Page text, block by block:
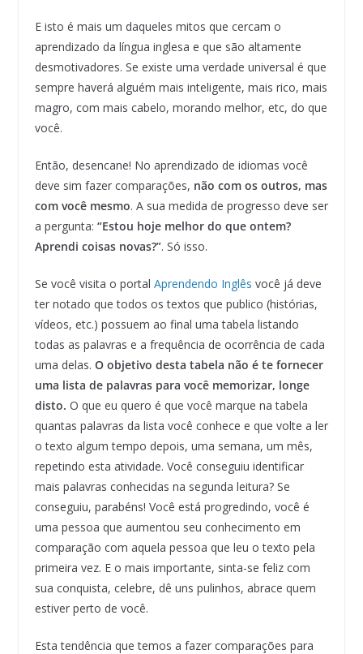
E isto é mais um daqueles mitos que cercam o
aprendizado da língua inglesa e que são altamente
desmotivadores. Se existe uma verdade universal é que
sempre haverá alguém mais inteligente, mais rico, mais
magro, com mais cabelo, morando melhor, etc, do que
você.
Então, desencane! No aprendizado de idiomas você
deve sim fazer comparações, não com os outros, mas
com você mesmo. A sua medida de progresso deve ser
a pergunta: “Estou hoje melhor do que ontem?
Aprendi coisas novas?”. Só isso.
Se você visita o portal Aprendendo Inglês você já deve
ter notado que todos os textos que publico (histórias,
vídeos, etc.) possuem ao final uma tabela listando
todas as palavras e a frequência de ocorrência de cada
uma delas. O objetivo desta tabela não é te fornecer
uma lista de palavras para você memorizar, longe
disto. O que eu quero é que você marque na tabela
quantas palavras da lista você conhece e que volte a ler
o texto algum tempo depois, uma semana, um mês,
repetindo esta atividade. Você conseguiu identificar
mais palavras conhecidas na segunda leitura? Se
conseguiu, parabéns! Você está progredindo, você é
uma pessoa que aumentou seu conhecimento em
comparação com aquela pessoa que leu o texto pela
primeira vez. E o mais importante, sinta-se feliz com
sua conquista, celebre, dê uns pulinhos, abrace quem
estiver perto de você.
Esta tendência que temos a fazer comparações para